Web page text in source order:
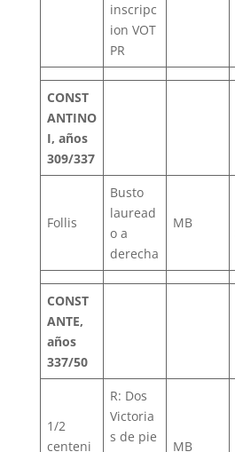
inscripc
ion VOT
PR
CONST
ANTINO
I, años
309/337
Follis
Busto
lauread
o a
derecha
MB
CONST
ANTE,
años
337/50
1/2
centeni
R: Dos
Victoria
s de pie
MB